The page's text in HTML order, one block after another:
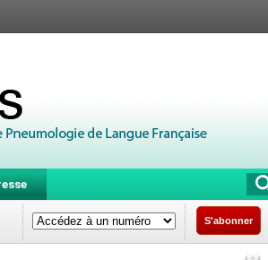
S'abonner